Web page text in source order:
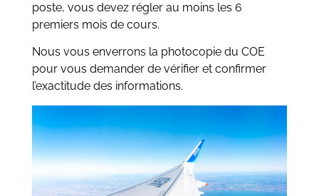
poste, vous devez régler au moins les 6
premiers mois de cours.
Nous vous enverrons la photocopie du COE
pour vous demander de vérifier et confirmer
l’exactitude des informations.